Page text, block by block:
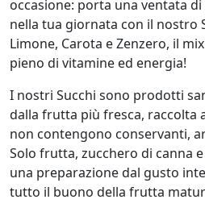
C
a
r
o
t
a
e
Z
e
n
occasione: porta una ventata
nella tua giornata con il nostro
Limone, Carota e Zenzero, il
pieno di vitamine ed energia!
I nostri Succhi sono prodotti
dalla frutta più fresca, raccolta
non contengono conservanti,
Solo frutta, zucchero di canna
una preparazione dal gusto
tutto il buono della frutta